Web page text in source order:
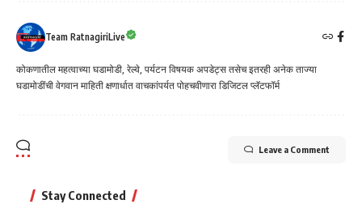
Team RatnagiriLive
कोकणातील महत्वाच्या घडामोडी, रेल्वे, पर्यटन विषयक अपडेट्स तसेच इतरही अनेक ताज्या
घडामोडींची वेगवान माहिती क्षणार्धात वाचकांपर्यत पोहचवीणारा डिजिटल प्लॅटफॉर्म
Leave a Comment
Stay Connected